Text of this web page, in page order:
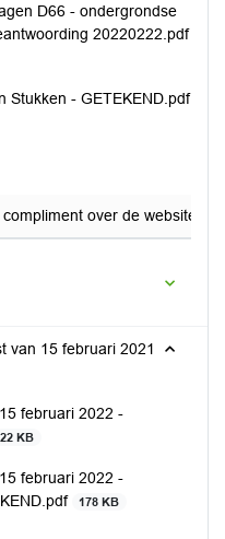
D66 - ondergrondse
20220222.pdf
Stukken - GETEKEND.pdf
over de website.
van 15 februari 2021
februari 2022 -
22 KB
februari 2022 -
178 KB